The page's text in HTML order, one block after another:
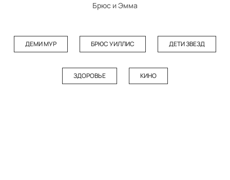
Брюс и Эмма
ДЕМИ МУР БРЮС УИЛЛИС ДЕТИ ЗВЕЗД
ЗДОРОВЬЕ КИНО